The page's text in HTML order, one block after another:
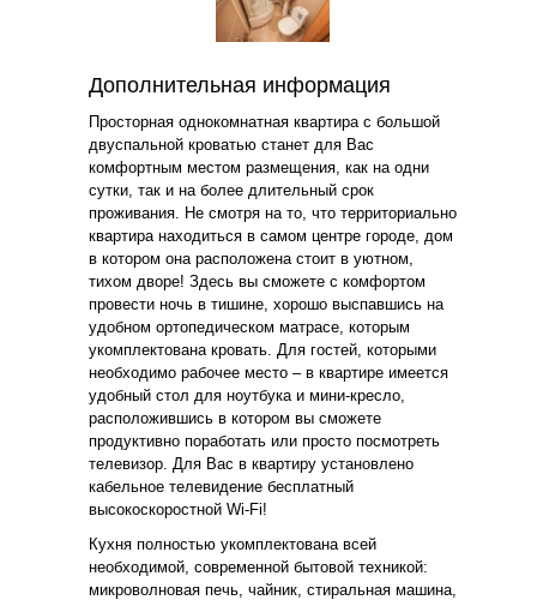
Дополнительная информация
Просторная однокомнатная квартира с большой
двуспальной кроватью станет для Вас
комфортным местом размещения, как на одни
сутки, так и на более длительный срок
проживания. Не смотря на то, что территориально
квартира находиться в самом центре городе, дом
в котором она расположена стоит в уютном,
тихом дворе! Здесь вы сможете с комфортом
провести ночь в тишине, хорошо выспавшись на
удобном ортопедическом матрасе, которым
укомплектована кровать. Для гостей, которыми
необходимо рабочее место – в квартире имеется
удобный стол для ноутбука и мини-кресло,
расположившись в котором вы сможете
продуктивно поработать или просто посмотреть
телевизор. Для Вас в квартиру установлено
кабельное телевидение бесплатный
высокоскоростной Wi-Fi!
Кухня полностью укомплектована всей
необходимой, современной бытовой техникой:
микроволновая печь, чайник, стиральная машина,